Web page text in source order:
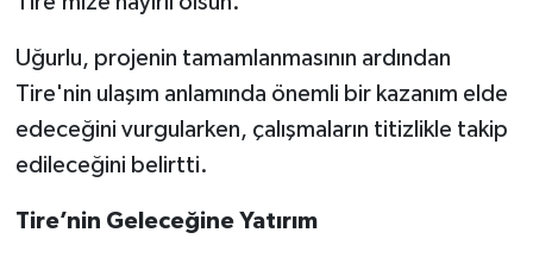
Uğurlu, projenin tamamlanmasının ardından
Tire'nin ulaşım anlamında önemli bir kazanım elde
edeceğini vurgularken, çalışmaların titizlikle takip
edileceğini belirtti.
Tire’nin Geleceğine Yatırım